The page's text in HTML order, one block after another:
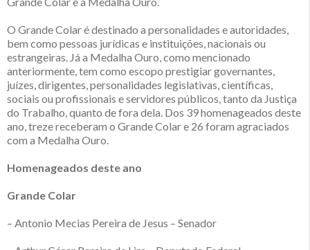
O Grande Colar é destinado a personalidades e autoridades,
bem como pessoas jurídicas e instituições, nacionais ou
estrangeiras. Já a Medalha Ouro, como mencionado
anteriormente, tem como escopo prestigiar governantes,
juízes, dirigentes, personalidades legislativas, científicas,
sociais ou profissionais e servidores públicos, tanto da Justiça
do Trabalho, quanto de fora dela. Dos 39 homenageados deste
ano, treze receberam o Grande Colar e 26 foram agraciados
com a Medalha Ouro.
Homenageados deste ano
Grande Colar
– Antonio Mecias Pereira de Jesus – Senador